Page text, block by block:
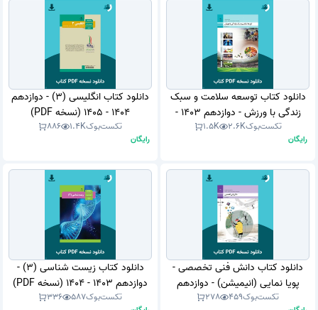
دانلود کتاب توسعه سلامت و سبک
زندگی با ورزش - دوازدهم 1403 -
1404 (نسخه PDF)
تکست‌بوک2.6K
1.5K
رایگان
دانلود کتاب انگلیسی (3) - دوازدهم
1404 - 1405 (نسخه PDF)
تکست‌بوک1.4K
886
رایگان
دانلود کتاب دانش فنی تخصصی -
پویا نمایی (انیمیشن) - دوازدهم
1404 - 1405 (نسخه PDF)
تکست‌بوک459
278
دانلود کتاب زیست شناسی (3) -
دوازدهم 1403 - 1404 (نسخه PDF)
تکست‌بوک587
336